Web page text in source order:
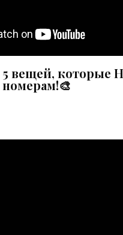
5 вещей, которые
номерам!🎨